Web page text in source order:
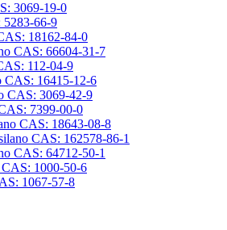
3069-19-0
66-9
18162-84-0
CAS: 66604-31-7
112-04-9
CAS: 16415-12-6
CAS: 3069-42-9
7399-00-0
CAS: 18643-08-8
CAS: 162578-86-1
CAS: 64712-50-1
1000-50-6
1067-57-8